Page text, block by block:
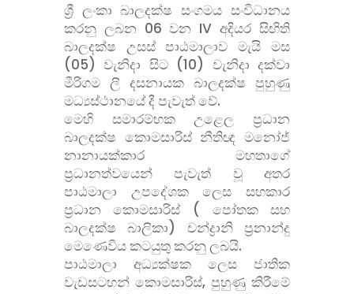
ශ්රී ලංකා බාලදක්ෂ සංගමය සංවිධානය
කරනු ලබන 06 වන IV අදියර සිඟිති
බාලදක්ෂ උසස් පාඨමාලාව මැයි මස
(05) වැනිදා සිට (10) වැනිදා දක්වා
මීරිගම ලී දසනායක බාලදක්ෂ පුහුණු
මධ්යස්ථානයේ දී පැවැත් වේ.
මෙහි සමාරම්භක උළෙල ප්රධාන
බාලදක්ෂ කොමසාරිස් නීතිඥ මනෝජ්
නානායක්කාර මහතාගේ
ප්රධානත්වයෙන් පැවැත් වූ අතර
පාඨමාලා උපදේශක ලෙස සහකාර
ප්රධාන කොමසාරිස් ( පෝතක සහ
බාලදක්ෂ බාලිකා) චන්ද්රානි ප්රනාන්දු
මෙණෙවිය කටයුතු කරනු ලබයි.
පාඨමාලා අධ්යක්ෂක ලෙස ජාතික
වැඩසටහන් කොමසාරිස්, පුහුණු කිරීමේ